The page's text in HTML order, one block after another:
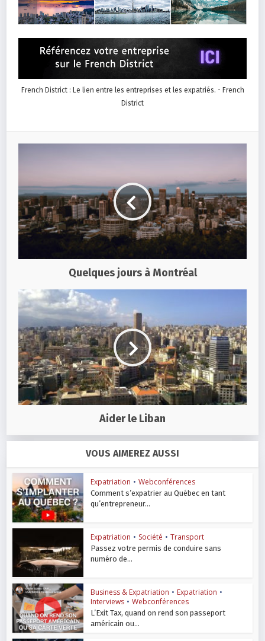
French District : Le lien entre les entreprises et les expatriés. - French
District
Quelques jours à Montréal
Aider le Liban
VOUS AIMEREZ AUSSI
Expatriation • Webconférences
Comment s’expatrier au Québec en tant
qu’entrepreneur...
Expatriation • Société • Transport
Passez votre permis de conduire sans
numéro de...
Business & Expatriation • Expatriation •
Interviews • Webconférences
L’Exit Tax, quand on rend son passeport
américain ou...